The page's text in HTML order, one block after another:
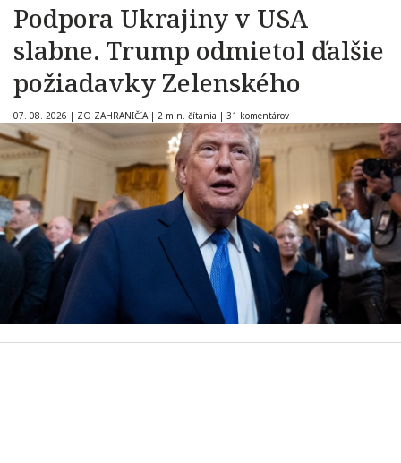
Podpora Ukrajiny v USA
slabne. Trump odmietol ďalšie
požiadavky Zelenského
07. 08. 2026 | ZO ZAHRANIČIA | 2 min. čítania | 31 komentárov